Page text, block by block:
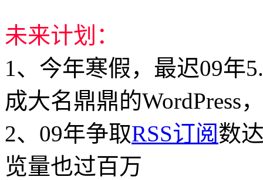
未来计划：
1、今年寒假，最迟09年
成大名鼎鼎的WordPress
2、 09年争取RSS订阅数
览量也过百万